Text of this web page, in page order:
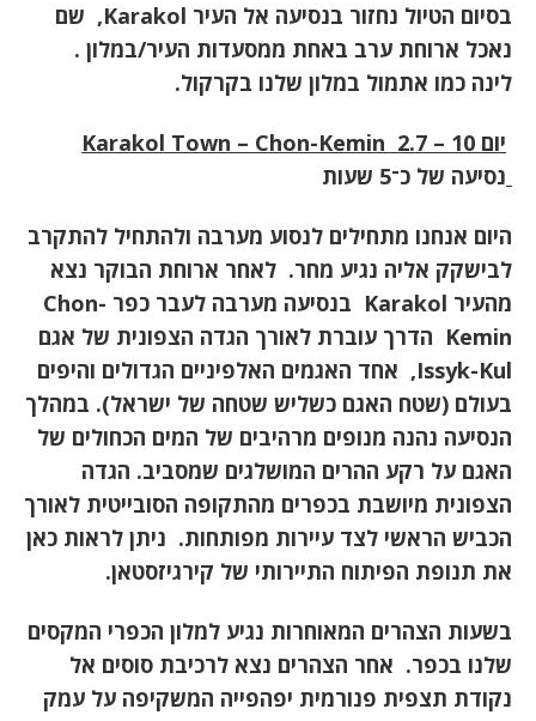
בסיום הטיול נחזור בנסיעה אל העיר Karakol,
שם
נאכל ארוחת ערב באחת ממסעדות העיר/במלון .
לינה כמו אתמול במלון שלנו בקרקול.
יום 10 – 2.7
Karakol Town – Chon-Kemin
נסיעה של כ־5 שעות
היום אנחנו מתחילים לנסוע מערבה ולהתחיל להתקרב
לבישקק אליה נגיע מחר. לאחר ארוחת הבוקר נצא
מהעיר Karakol בנסיעה מערבה לעבר כפר Chon-
Kemin הדרך עוברת לאורך הגדה הצפונית של אגם
Issyk-Kul,
אחד האגמים האלפיניים הגדולים והיפים
בעולם (שטח האגם כשליש שטחה של ישראל). במהלך
הנסיעה נהנה מנופים מרהיבים של המים הכחולים של
האגם על רקע ההרים המושלגים שמסביב. הגדה
הצפונית מיושבת בכפרים מהתקופה הסובייטית לאורך
הכביש הראשי לצד עיירות מפותחות. ניתן לראות כאן
את תנופת הפיתוח התיירותי של קירגיזסטאן.
בשעות הצהרים המאוחרות נגיע למלון הכפרי המקסים
שלנו בכפר. אחר הצהרים נצא לרכיבת סוסים אל
נקודת תצפית פנורמית יפהפייה המשקיפה על עמק